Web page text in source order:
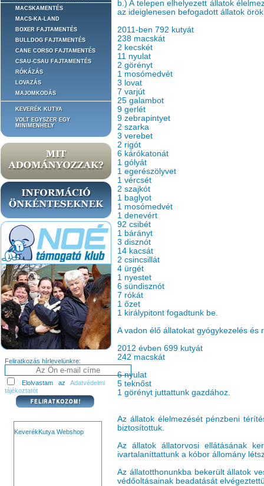
MACSKAMENTÉS
MACS-KA-LAND
BOXER FAJTAMENTÉS
BULLDOG FAJTAMENTÉS
CANE CORSO FAJTAMENTÉS
CSAU-CSAU FAJTAMENTÉS
RÓKÁZÁS
LOVAZÁS
MAJOMKODÁS
KEVERÉK KUTYA
VOLT EGYSZER EGY
MINIMENHELY
Feliratkozás hírlevelünkre:
Elolvastam az Adatvédelmi
tájékoztatót
KeverékKutya Webshop
b.) A telepen elhelyezett állatok
az ideiglenesen befogadott állatok
2011-ben 792 kutyát
238 macskát
2 kecskét
11 nyulat
2 görényt
1 mosómedvét
3 lovat
7 varjút
25 galambot
9 gerlét
9 zebrapintyet
2 szarka
3 verebet
2 rigót
6 kárókatonát
1 gólyát
1 egerészölyvet
1 vércsét
2 szajkót
1 baglyot
1 mosómedvét
1 denevért
92 csibét
1 bárányt
3 disznót
14 kacsát
2 csincsillát
4 ürgét
1 nyestet
6 sündisznót
7 rókát
1 őzet
1 királypitont fogadtunk be.
A vadon élő állatokat gyógykezelés
2012 évben 699 kutyát
242 macskát
6 nyulat
5 teknőst
1 görényt juttattunk gazdához.
Az állatok élelmezését pénzbeni
biztosítottuk.
Az állatok állatorvosi ellátásának
ivartalaníttattunk a kóbor állomány
Az állatotthonunkba bekerült állatok
védőoltásainak beadatását